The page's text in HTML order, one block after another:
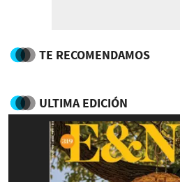
TE RECOMENDAMOS
ULTIMA EDICIÓN